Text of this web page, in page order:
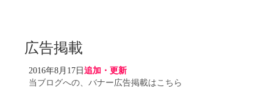
広告掲載
2016年8月17日追加・更新
当ブログへの、バナー広告掲載はこちら